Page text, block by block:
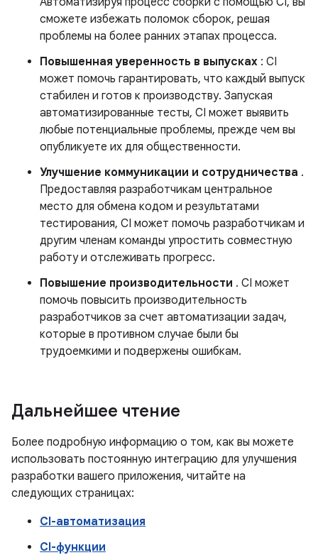
сможете избежать поломок сборок, решая
проблемы на более ранних этапах процесса.
Повышенная уверенность в выпусках : CI
может помочь гарантировать, что каждый выпуск
стабилен и готов к производству. Запуская
автоматизированные тесты, CI может выявить
любые потенциальные проблемы, прежде чем вы
опубликуете их для общественности.
Улучшение коммуникации и сотрудничества .
Предоставляя разработчикам центральное
место для обмена кодом и результатами
тестирования, CI может помочь разработчикам и
другим членам команды упростить совместную
работу и отслеживать прогресс.
Повышение производительности . CI может
помочь повысить производительность
разработчиков за счет автоматизации задач,
которые в противном случае были бы
трудоемкими и подвержены ошибкам.
Дальнейшее чтение
Более подробную информацию о том, как вы можете
использовать постоянную интеграцию для улучшения
разработки вашего приложения, читайте на
следующих страницах:
CI-автоматизация
CI-функции